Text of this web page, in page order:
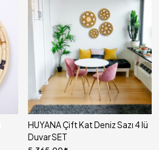
HUYANA Çift Kat Deniz Sazı 4 lü
Duvar SET